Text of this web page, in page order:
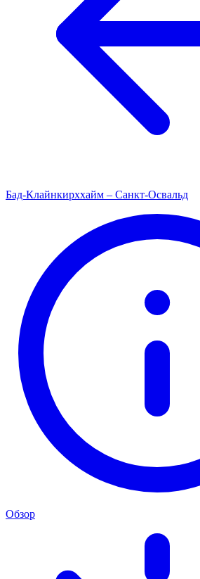
Бад-Клайнкирххайм – Санкт-Освальд
Обзор